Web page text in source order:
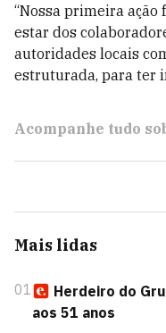
“Nossa primeira
estar dos
autoridades locais
estruturada, para ter
Acompanhe tudo
Mais lidas
01
Herdeiro do
aos 51 anos